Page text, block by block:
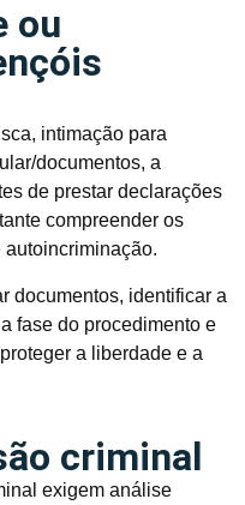
ou
intimação para
documentos, a
de prestar declarações
compreender os
documentos, identificar a
fase do procedimento e
a liberdade e a
criminal
exigem análise